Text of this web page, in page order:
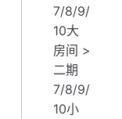
7/8/9/
10大
房间 >
二期
7/8/9/
10小